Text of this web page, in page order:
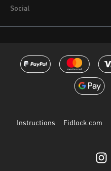
Social
Instructions Fidlock.com